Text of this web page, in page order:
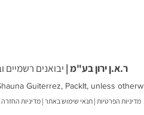
ר.א.ן ירון בע"מ | יבואנים רשמיים
Guiterrez, PackIt, unless
מדיניות הפרטיות |תנאי שימוש באתר |מדיניות החזרה